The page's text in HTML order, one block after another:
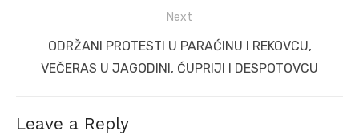
Next
Next
post:
ODRŽANI PROTESTI U PARAĆINU I REKOVCU,
VEČERAS U JAGODINI, ĆUPRIJI I DESPOTOVCU
Leave a Reply